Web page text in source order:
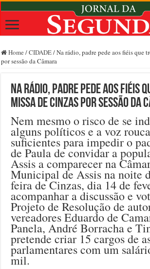
Home /CIDADE/Na rádio, padre pede aos fiéis que
por sessão da Câmara
Na rádio, padre pede aos fiéis
missa de cinzas por sessão da
Nem mesmo o risco de se
alguns políticos e a voz
suficientes para impedir o
de Paula de convidar a
Assis a comparecer na
Municipal de Assis na noite
feira de Cinzas, dia 14 de
acompanhar a discussão e
Projeto de Resolução de
vereadores Eduardo de
Panela, André Borracha e
pretende criar 15 cargos de
parlamentares com um
mil.